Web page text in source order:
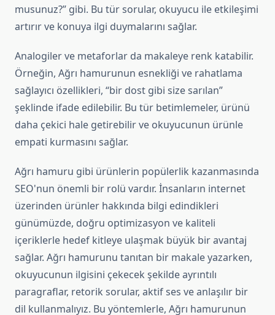
musunuz?” gibi. Bu tür sorular, okuyucu ile etkileşimi
artırır ve konuya ilgi duymalarını sağlar.
Analogiler ve metaforlar da makaleye renk katabilir.
Örneğin, Ağrı hamurunun esnekliği ve rahatlama
sağlayıcı özellikleri, “bir dost gibi size sarılan”
şeklinde ifade edilebilir. Bu tür betimlemeler, ürünü
daha çekici hale getirebilir ve okuyucunun ürünle
empati kurmasını sağlar.
Ağrı hamuru gibi ürünlerin popülerlik kazanmasında
SEO'nun önemli bir rolü vardır. İnsanların internet
üzerinden ürünler hakkında bilgi edindikleri
günümüzde, doğru optimizasyon ve kaliteli
içeriklerle hedef kitleye ulaşmak büyük bir avantaj
sağlar. Ağrı hamurunu tanıtan bir makale yazarken,
okuyucunun ilgisini çekecek şekilde ayrıntılı
paragraflar, retorik sorular, aktif ses ve anlaşılır bir
dil kullanmalıyız. Bu yöntemlerle, Ağrı hamurunun